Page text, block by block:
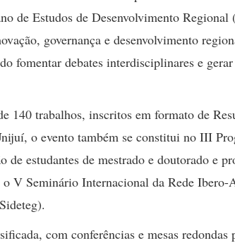
de Estudos de Desenvolvimento
governança e desenvolvimento
fomentar debates interdisciplinares e
140 trabalhos, inscritos em formato de
o evento também se constitui no III
de estudantes de mestrado e doutorado e
V Seminário Internacional da Rede Ibero-
com conferências e mesas